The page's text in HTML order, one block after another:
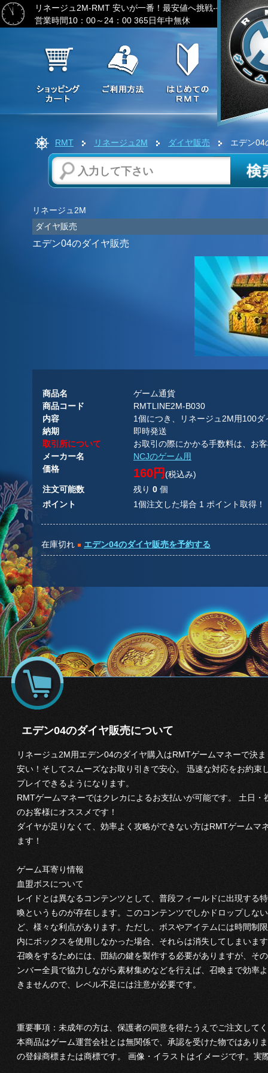
リネージュ2M-RMT 安いが一番！最安値へ挑戦-ゲーム通貨
営業時間10：00～24：00 365日年中無休
RMT リネージュ2M ダイヤ販売 エデン04
リネージュ2M
ダイヤ販売
エデン04のダイヤ販売
商品名
ゲーム通貨
商品コード
RMTLINE2M-B030
内容
1個につき、リネージュ2M用100
納期
即時発送
取引所について
お取引の際にかかる手数料は、お
メーカー名
NCJのゲーム用
価格
160円(税込み)
注文可能数
残り 0 個
ポイント
1個注文した場合 1 ポイント取得
在庫切れ エデン04のダイヤ販売を予約する
エデン04のダイヤ販売について
リネージュ2M用エデン04のダイヤ購入はRMTゲームマネーで決ま
安い！そしてスムーズなお取り引きで安心。 迅速な対応をお約
プレイできるようになります。
RMTゲームマネーではクレカによるお支払いが可能です。 土日
のお客様にオススメです！
ダイヤが足りなくて、効率よく攻略ができない方はRMTゲーム
ます！
ゲーム耳寄り情報
血盟ボスについて
レイドとは異なるコンテンツとして、普段フィールドに出現する
喚というものが存在します。このコンテンツでしかドロップしな
ど、様々な利点があります。ただし、ボスやアイテムには時間制
内にボックスを使用しなかった場合、それらは消失してしまいま
召喚をするためには、団結の鍵を製作する必要がありますが、そ
ンバー全員で協力しながら素材集めなどを行えば、召喚まで効率
きませんので、レベル不足には注意が必要です。
重要事項：未成年の方は、保護者の同意を得たうえでご注文して
本商品はゲーム運営会社とは無関係で、承認を受けた物ではあり
の登録商標または商標です。 画像・イラストはイメージです。実